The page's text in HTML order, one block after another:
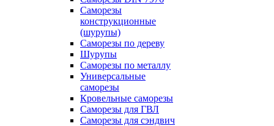
Саморезы
конструкционные
(шурупы)
Саморезы по дереву
Шурупы
Саморезы по металлу
Универсальные
саморезы
Кровельные саморезы
Саморезы для ГВЛ
Саморезы для сэндвич